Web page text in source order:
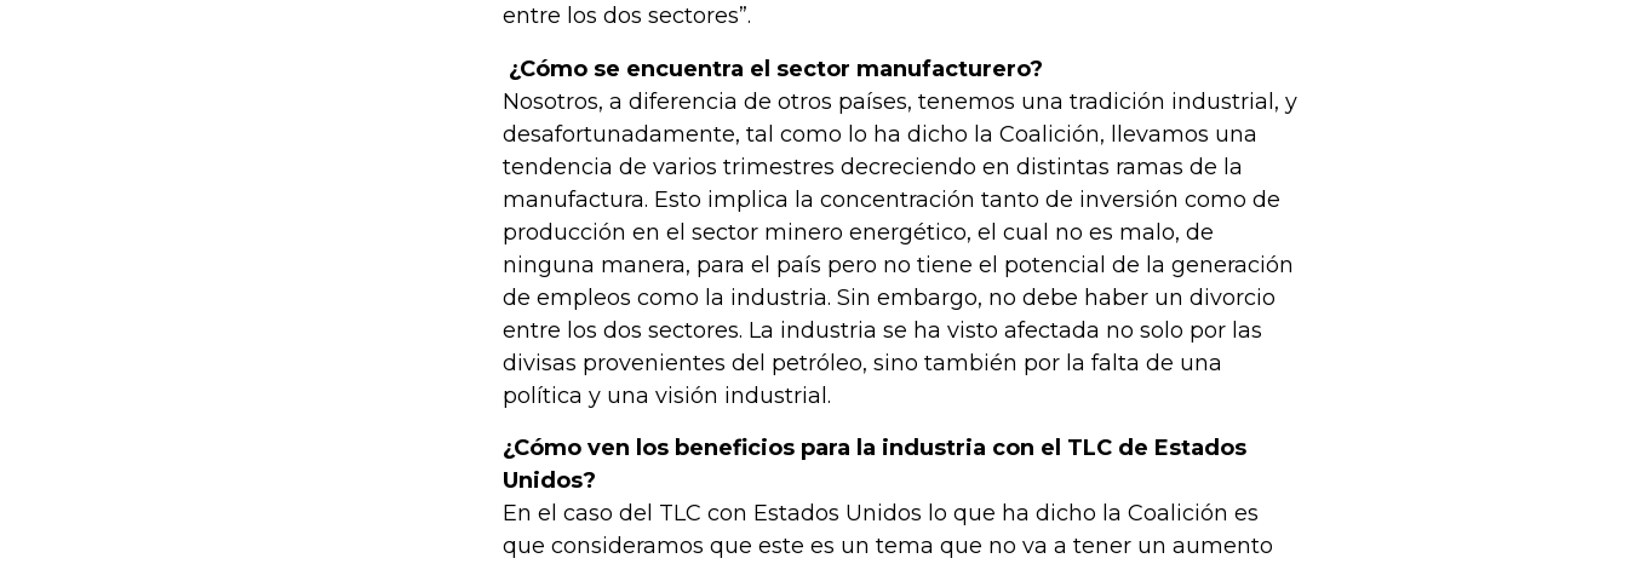
entre los dos sectores”.
¿Cómo se encuentra el sector manufacturero?
Nosotros, a diferencia de otros países, tenemos una tradición industrial, y
desafortunadamente, tal como lo ha dicho la Coalición, llevamos una
tendencia de varios trimestres decreciendo en distintas ramas de la
manufactura. Esto implica la concentración tanto de inversión como de
producción en el sector minero energético, el cual no es malo, de
ninguna manera, para el país pero no tiene el potencial de la generación
de empleos como la industria. Sin embargo, no debe haber un divorcio
entre los dos sectores. La industria se ha visto afectada no solo por las
divisas provenientes del petróleo, sino también por la falta de una
política y una visión industrial.
¿Cómo ven los beneficios para la industria con el TLC de Estados
Unidos?
En el caso del TLC con Estados Unidos lo que ha dicho la Coalición es
que consideramos que este es un tema que no va a tener un aumento